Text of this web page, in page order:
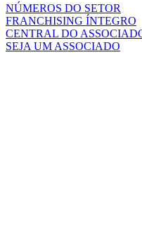
NÚMEROS DO SETOR
FRANCHISING ÍNTEGRO
CENTRAL DO
SEJA UM ASSOCIADO